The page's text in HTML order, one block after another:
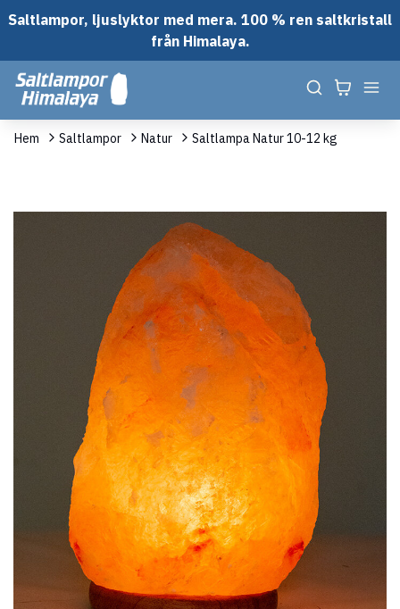
Saltlampor, ljuslyktor med mera. 100 % ren saltkristall
från Himalaya.
Hem Saltlampor Natur Saltlampa Natur 10-12 kg